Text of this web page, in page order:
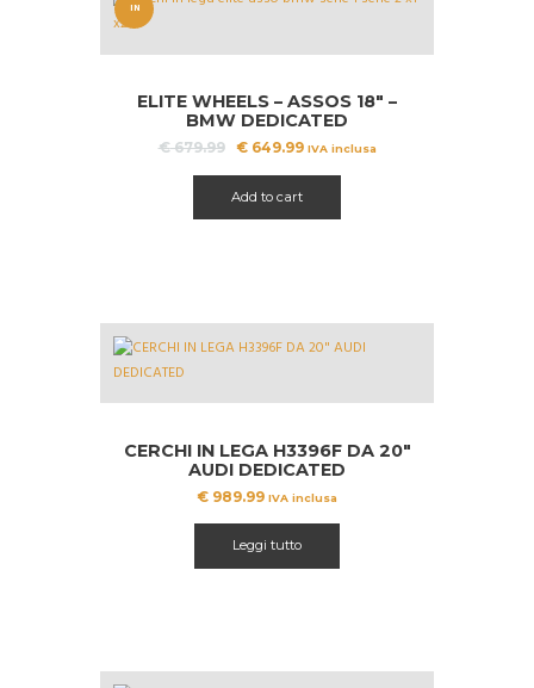
IN
ELITE WHEELS – ASSOS 18″ –
BMW DEDICATED
€679.99
Il
era:
€ 679.99.
€649.99Il
è:
€ 649.99.
IVA inclusa
Add to cart
CERCHI IN LEGA H3396F DA 20″
AUDI DEDICATED
€ 989.99 IVA inclusa
Leggi tutto